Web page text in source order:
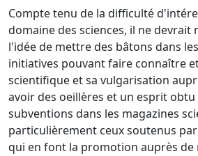
Compte tenu de la difficulté
domaine des sciences, il ne devrait
l'idée de mettre des bâtons dans
initiatives pouvant faire connaître
scientifique et sa vulgarisation
avoir des oeillères et un esprit
subventions dans les magazines
particulièrement ceux soutenus
qui en font la promotion auprès de